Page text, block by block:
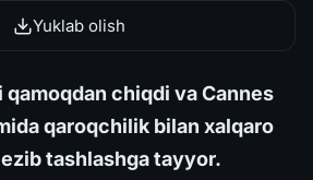
Yuklab olish
chiqdi va Cannes
qaroqchilik bilan xalqaro
tashlashga tayyor.